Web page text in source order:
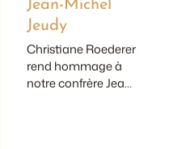
Jean-Michel
Jeudy
Christiane Roederer
rend hommage à
notre confrère Jean-